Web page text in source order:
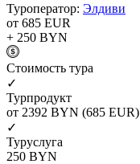
Туроператор: Элдиви
от 685 EUR
+ 250 BYN
Cтоимость тура
✓
Турпродукт
от 2392 BYN (685 EUR)
✓
Туруслуга
250 BYN